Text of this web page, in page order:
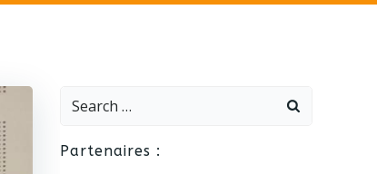
Search
Partenaires :